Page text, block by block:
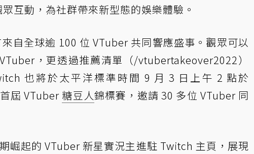
互動，為社群帶來新型態的娛樂體驗。
自全球逾 100 位 VTuber 共同響應盛事。觀眾可以
，更透過推薦清單（/vtubertakeover2022）
也將於太平洋標準時間 9 月 3 日上午 2 點於
屆 VTuber 糖豆人錦標賽，邀請 30 多位 VTuber 同
崛起的 VTuber 新星實況主進駐 Twitch 主頁，展現